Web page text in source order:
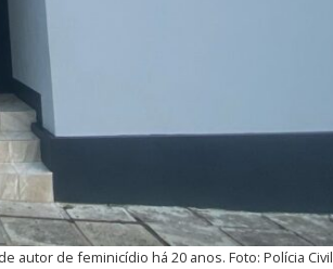
autor de feminicídio há 20 anos. Foto: Polícia Civil